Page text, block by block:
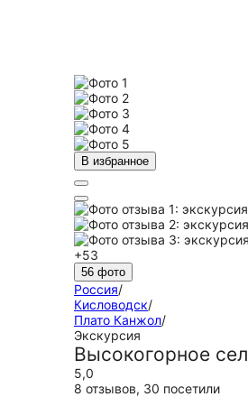
В избранное
+53
56 фото
Россия/
Кисловодск/
Плато Канжол/
Экскурсия
Высокогорное
5,0
8 отзывов, 30 посетили